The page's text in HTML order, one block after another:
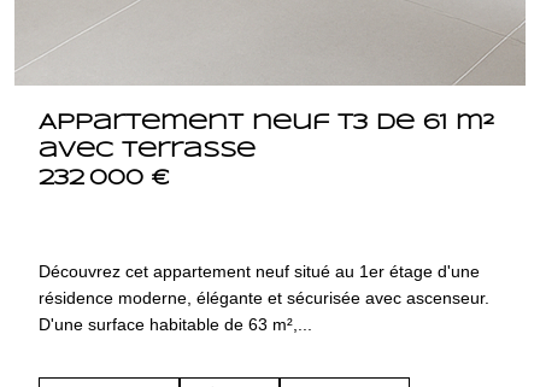
Appartement neuf T3 de 61 m²
avec terrasse
232 000 €
Découvrez cet appartement neuf situé au 1er étage d'une
résidence moderne, élégante et sécurisée avec ascenseur.
D'une surface habitable de 63 m²,...